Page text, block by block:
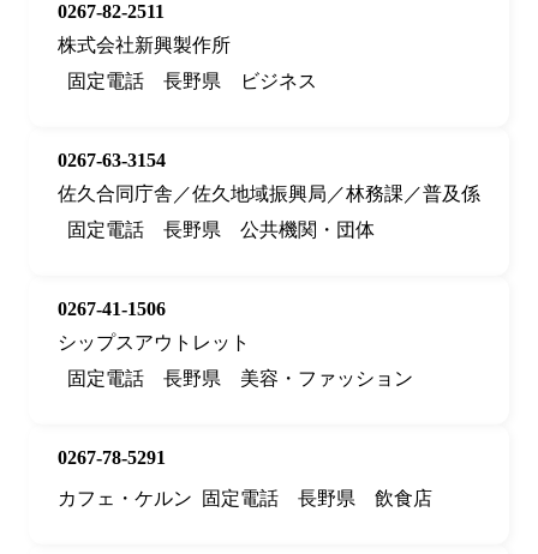
0267-82-2511
株式会社新興製作所
固定電話
長野県 ビジネス
0267-63-3154
佐久合同庁舎／佐久地域振興局／林務課／普及係
固定電話
長野県 公共機関・団体
0267-41-1506
シップスアウトレット
固定電話
長野県 美容・ファッション
0267-78-5291
カフェ・ケルン
固定電話 長野県 飲食店